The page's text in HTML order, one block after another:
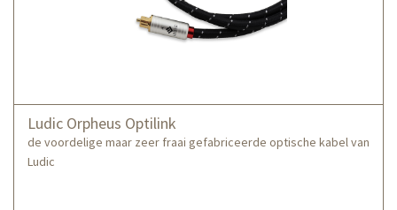
Ludic Orpheus Optilink
de voordelige maar zeer fraai gefabriceerde optische kabel van
Ludic